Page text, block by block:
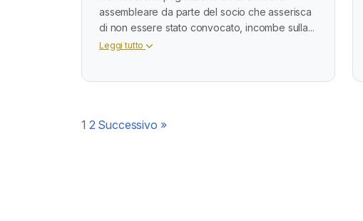
assembleare da parte del socio che asserisca
di non essere stato convocato, incombe sulla...
Leggi tutto
Paginazione
1 2 Successivo »